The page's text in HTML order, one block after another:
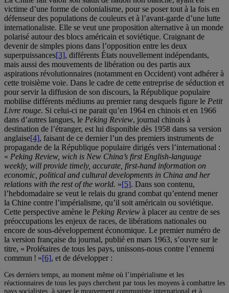
victime d’une forme de colonialisme, pour se poser tout à la fois en
défenseur des populations de couleurs et à l’avant-garde d’une lutte
internationaliste. Elle se veut une proposition alternative à un monde
polarisé autour des blocs américain et soviétique. Craignant de
devenir de simples pions dans l’opposition entre les deux
superpuissances[3], différents États nouvellement indépendants,
mais aussi des mouvements de libération ou des partis aux
aspirations révolutionnaires (notamment en Occident) vont adhérer à
cette troisième voie. Dans le cadre de cette entreprise de séduction et
pour servir la diffusion de son discours, la République populaire
mobilise différents médiums au premier rang desquels figure le Petit
Livre rouge. Si celui-ci ne parait qu’en 1964 en chinois et en 1966
dans d’autres langues, le Peking Review, journal chinois à
destination de l’étranger, est lui disponible dès 1958 dans sa version
anglaise[4], faisant de ce dernier l’un des premiers instruments de
propagande de la République populaire dirigés vers l’international :
« Peking Review, wich is New China’s first English-language
weekly, will provide timely, accurate, first-hand information on
economic, political and cultural developments in China and her
relations with the rest of the world. »[5]. Dans son contenu,
l’hebdomadaire se veut le relais du grand combat qu’entend mener
la Chine contre l’impérialisme, qu’il soit américain ou soviétique.
Cette perspective amène le Peking Review à placer au centre de ses
préoccupations les enjeux de races, de libérations nationales ou
encore de sous-développement économique. Le premier numéro de
la version française du journal, publié en mars 1963, s’ouvre sur le
titre, « Prolétaires de tous les pays, unissons-nous contre l’ennemi
commun ! »[6], et de développer :
Ces derniers temps, au moment même où l’impérialisme et les
réactionnaires de tous les pays cherchent par tous les moyens à combattre les
pays socialistes, à saper le mouvement communiste international et à